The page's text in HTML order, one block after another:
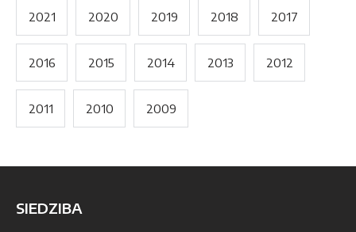
2021 2020 2019 2018 2017
2016 2015 2014 2013 2012
2011 2010 2009
SIEDZIBA